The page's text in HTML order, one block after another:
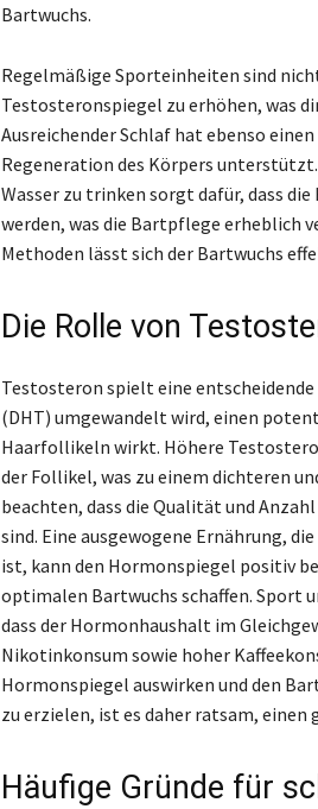
Bartwuchs.
Regelmäßige Sporteinheiten sind
Testosteronspiegel zu erhöhen, was
Ausreichender Schlaf hat ebenso
Regeneration des Körpers
Wasser zu trinken sorgt dafür, dass
werden, was die Bartpflege erheblich
Methoden lässt sich der Bartwuchs
Die Rolle von
Testosteron spielt eine
(DHT) umgewandelt wird, einen
Haarfollikeln wirkt. Höhere
der Follikel, was zu einem dichteren
beachten, dass die Qualität und
sind. Eine ausgewogene Ernährung,
ist, kann den Hormonspiegel positiv
optimalen Bartwuchs schaffen. Sport
dass der Hormonhaushalt im
Nikotinkonsum sowie hoher
Hormonspiegel auswirken und den
zu erzielen, ist es daher ratsam, einen
Häufige Gründe für